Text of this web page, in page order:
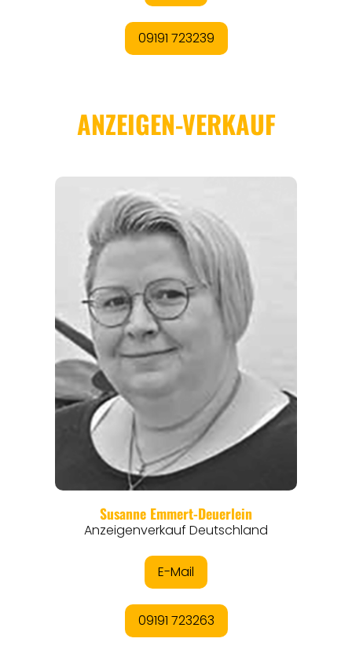
REGIONEN
ORTE
REISEFÜHRER
REISEMAGAZINE
THEMEN
ANGEBOTE